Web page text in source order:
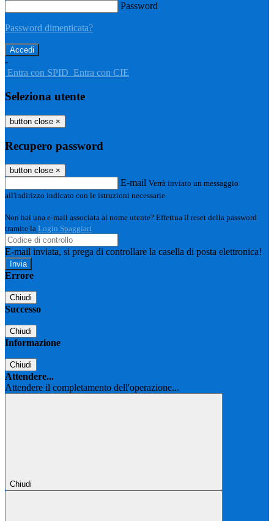
Password
Password dimenticata?
-
Entra con SPID Entra con CIE
Seleziona utente
button close ×
Recupero password
button close ×
E-mail Verrà inviato un messaggio
all'indirizzo indicato con le istruzioni necessarie.
Non hai una e-mail associata al nome utente? Effettua il reset della password
tramite la Login Spaggiari
E-mail inviata, si prega di controllare la casella di posta elettronica!
Errore
Chiudi
Successo
Chiudi
Informazione
Chiudi
Attendere...
Attendere il completamento dell'operazione...
Chiudi